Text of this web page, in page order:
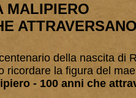
MALIPIERO
della nascita di
ricordare la figura del
- 100 anni che